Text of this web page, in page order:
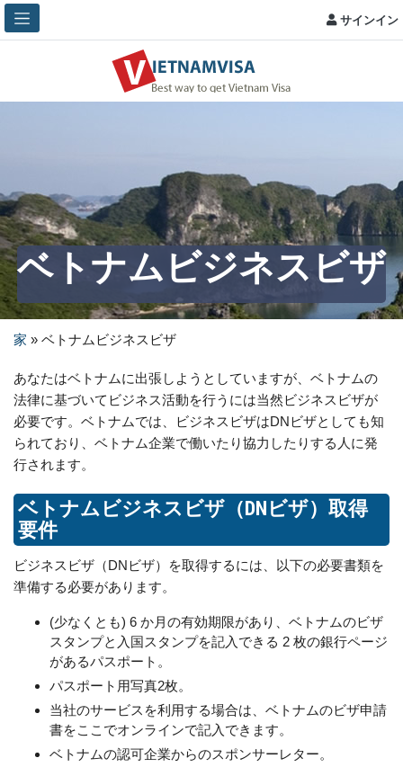
サインイン
ベトナムビジネスビザ
家 » ベトナムビジネスビザ
あなたはベトナムに出張しようとしていますが、ベトナムの
法律に基づいてビジネス活動を行うには当然ビジネスビザが
必要です。ベトナムでは、ビジネスビザはDNビザとしても知
られており、ベトナム企業で働いたり協力したりする人に発
行されます。
ベトナムビジネスビザ（DNビザ）取得
要件
ビジネスビザ（DNビザ）を取得するには、以下の必要書類を
準備する必要があります。
(少なくとも) 6 か月の有効期限があり、ベトナムのビザ
スタンプと入国スタンプを記入できる 2 枚の銀行ページ
があるパスポート。
パスポート用写真2枚。
当社のサービスを利用する場合は、ベトナムのビザ申請
書をここでオンラインで記入できます。
ベトナムの認可企業からのスポンサーレター。